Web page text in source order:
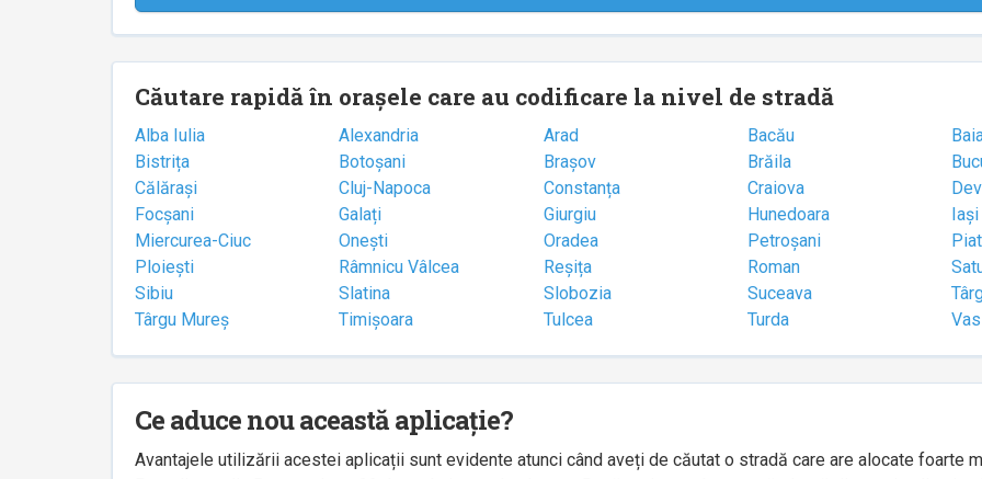
Căutare rapidă în orașele care au codificare la nivel de stradă
Alba Iulia Alexandria Arad Bacău
Bistrița
Botoșani Brașov Brăila
Călărași
Cluj-Napoca Constanța Craiova
Focșani
Galați Giurgiu Hunedoara
Iași
Miercurea-Ciuc
Onești Oradea Petroșani
Ploiești
Râmnicu Vâlcea Reșița Roman
Sibiu
Slatina Slobozia Suceava
Târgu Mureș
Timișoara Tulcea Turda
Ce aduce nou această aplicație?
Avantajele utilizării acestei aplicații sunt evidente atunci când aveți de căutat o stradă care are alocate foarte